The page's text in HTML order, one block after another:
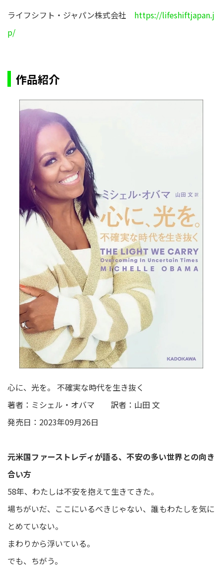
ライフシフト・ジャパン株式会社 https://lifeshiftjapan.j
p/
作品紹介
心に、光を。 不確実な時代を生き抜く
著者：ミシェル・オバマ 訳者：山田 文
発売日：2023年09月26日
元米国ファーストレディが語る、不安の多い世界との向き
合い方
58年、わたしは不安を抱えて生きてきた。
場ちがいだ、ここにいるべきじゃない、誰もわたしを気に
とめていない。
まわりから浮いている。
でも、ちがう。